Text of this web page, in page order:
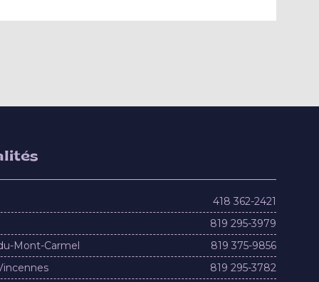
418 362-2421
819 295-3979
Mont-Carmel
819 375-9856
819 295-3782